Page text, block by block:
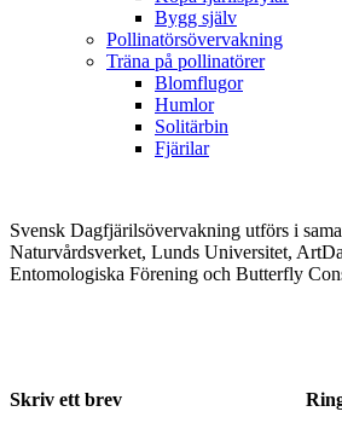
Bygg själv
Pollinatörsövervakning
Träna på pollinatörer
Blomflugor
Humlor
Solitärbin
Fjärilar
Svensk Dagfjärilsövervakning utförs i
Naturvårdsverket, Lunds Universitet,
Entomologiska Förening och Butterfly
Skriv ett brev